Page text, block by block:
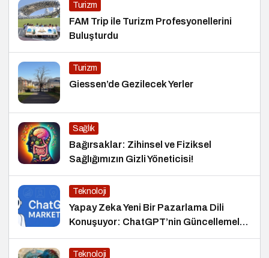
Turizm
FAM Trip ile Turizm Profesyonellerini
Buluşturdu
Turizm
Giessen’de Gezilecek Yerler
Sağlık
Bağırsaklar: Zihinsel ve Fiziksel
Sağlığımızın Gizli Yöneticisi!
Teknoloji
Yapay Zeka Yeni Bir Pazarlama Dili
Konuşuyor: ChatGPT’nin Güncellemeleri
ve Markalara Yönelik Fırsatlar
Teknoloji